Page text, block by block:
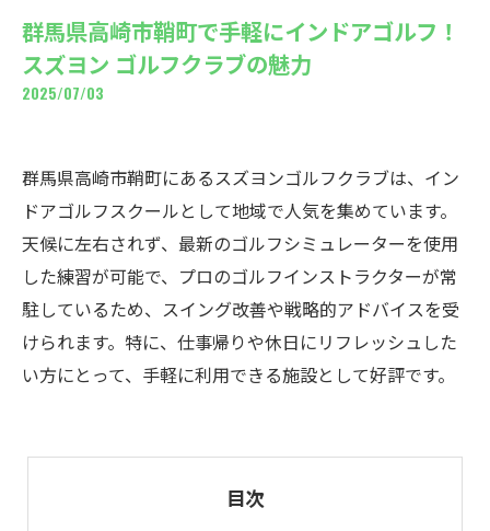
群馬県高崎市鞘町で手軽にインドアゴルフ！
スズヨン ゴルフクラブの魅力
2025/07/03
群馬県高崎市鞘町にあるスズヨンゴルフクラブは、イン
ドアゴルフスクールとして地域で人気を集めています。
天候に左右されず、最新のゴルフシミュレーターを使用
した練習が可能で、プロのゴルフインストラクターが常
駐しているため、スイング改善や戦略的アドバイスを受
けられます。特に、仕事帰りや休日にリフレッシュした
い方にとって、手軽に利用できる施設として好評です。
目次